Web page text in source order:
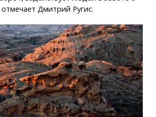
Дмитрий Ругис.